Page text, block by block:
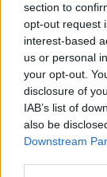
section to
opt-out request
interest-based
us or personal
your opt-out.
disclosure of
IAB’s list of
also be
Downstream
2025.
Több
ajándék